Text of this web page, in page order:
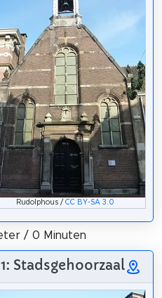
Rudolphous / CC BY-SA 3.0
/ 0 Minuten
Stadsgehoorzaal